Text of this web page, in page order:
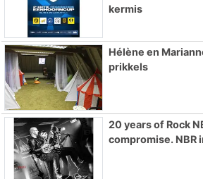
kermis
Hélène en
prikkels
20 years of Rock
compromise. NBR